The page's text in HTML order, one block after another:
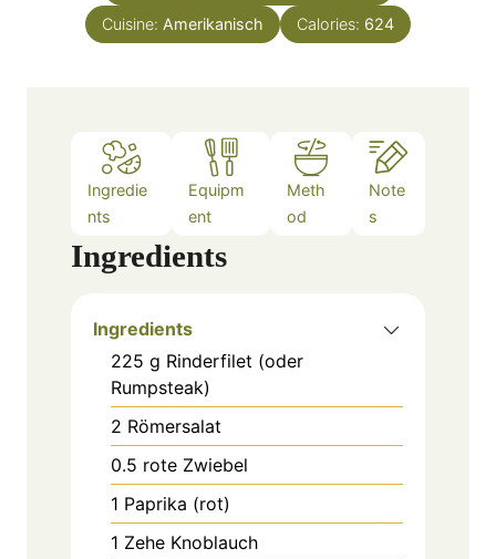
e
s
Cuisine: Amerikanisch Calories: 624
Ingredie
nts
Equipm
ent
Meth
od
Note
s
Ingredients
Ingredients
225 g Rinderfilet (oder
Rumpsteak)
2 Römersalat
0.5 rote Zwiebel
1 Paprika (rot)
1 Zehe Knoblauch